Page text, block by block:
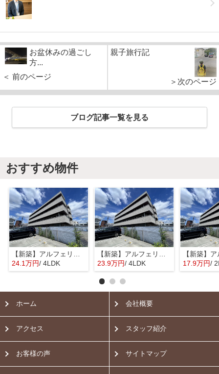
お盆休みの過ごし
方...
＜ 前のページ
親子旅行記
＞次のページ
ブログ記事一覧を見る
おすすめ物件
【新築】アルフェリーチェ【SHM】
24.1万円/ 4LDK
【新築】アルフェリーチェ【SHM】
23.9万円/ 4LDK 17.9万円/
ホーム 会社概要
アクセス スタッフ紹介
お客様の声 サイトマップ